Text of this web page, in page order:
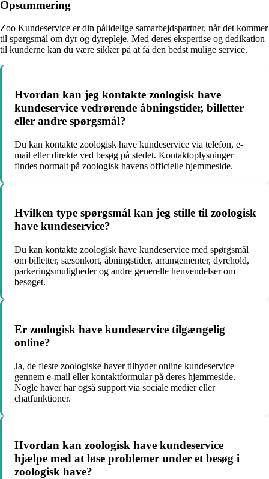
Opsummering
Zoo Kundeservice er din pålidelige samarbejdspartner, når det kommer
til spørgsmål om dyr og dyrepleje. Med deres ekspertise og dedikation
til kunderne kan du være sikker på at få den bedst mulige service.
Hvordan kan jeg kontakte zoologisk have
kundeservice vedrørende åbningstider, billetter
eller andre spørgsmål?
Du kan kontakte zoologisk have kundeservice via telefon, e-
mail eller direkte ved besøg på stedet. Kontaktoplysninger
findes normalt på zoologisk havens officielle hjemmeside.
Hvilken type spørgsmål kan jeg stille til zoologisk
have kundeservice?
Du kan kontakte zoologisk have kundeservice med spørgsmål
om billetter, sæsonkort, åbningstider, arrangementer, dyrehold,
parkeringsmuligheder og andre generelle henvendelser om
besøget.
Er zoologisk have kundeservice tilgængelig
online?
Ja, de fleste zoologiske haver tilbyder online kundeservice
gennem e-mail eller kontaktformular på deres hjemmeside.
Nogle haver har også support via sociale medier eller
chatfunktioner.
Hvordan kan zoologisk have kundeservice
hjælpe med at løse problemer under et besøg i
zoologisk have?